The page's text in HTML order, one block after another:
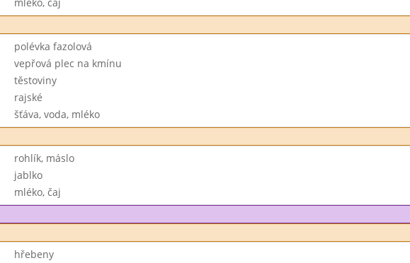
polévka fazolová
vepřová plec na kmínu
těstoviny
rajské
šťáva, voda, mléko
rohlík, máslo
jablko
mléko, čaj
hřebeny